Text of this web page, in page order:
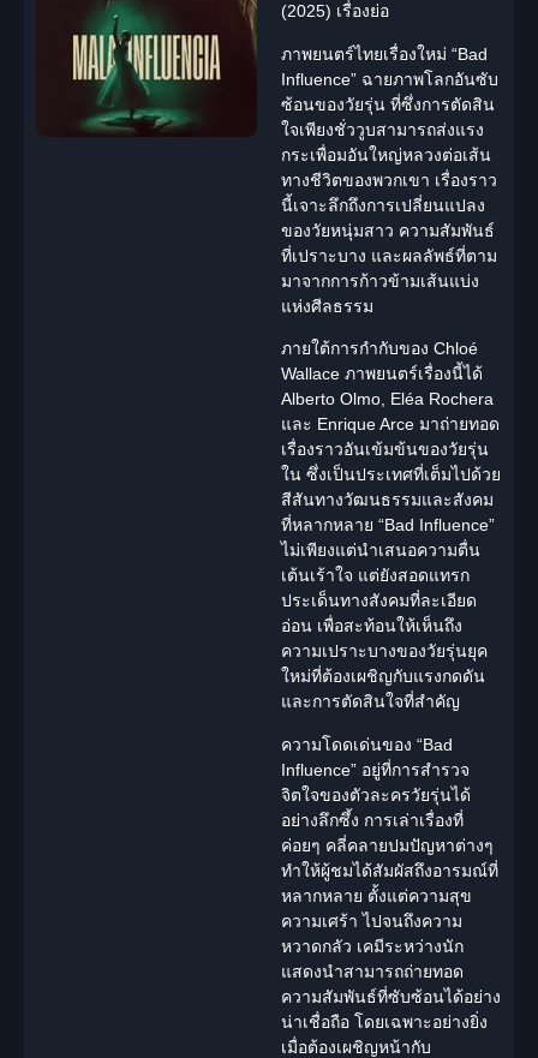
(2025) เรื่องย่อ
ภาพยนตร์ไทยเรื่องใหม่ “Bad
Influence” ฉายภาพโลกอันซับ
ซ้อนของวัยรุ่น ที่ซึ่งการตัดสิน
ใจเพียงชั่ววูบสามารถส่งแรง
กระเพื่อมอันใหญ่หลวงต่อเส้น
ทางชีวิตของพวกเขา เรื่องราว
นี้เจาะลึกถึงการเปลี่ยนแปลง
ของวัยหนุ่มสาว ความสัมพันธ์
ที่เปราะบาง และผลลัพธ์ที่ตาม
มาจากการก้าวข้ามเส้นแบ่ง
แห่งศีลธรรม
ภายใต้การกำกับของ Chloé
Wallace ภาพยนตร์เรื่องนี้ได้
Alberto Olmo, Eléa Rochera
และ Enrique Arce มาถ่ายทอด
เรื่องราวอันเข้มข้นของวัยรุ่น
ใน ซึ่งเป็นประเทศที่เต็มไปด้วย
สีสันทางวัฒนธรรมและสังคม
ที่หลากหลาย “Bad Influence”
ไม่เพียงแต่นำเสนอความตื่น
เต้นเร้าใจ แต่ยังสอดแทรก
ประเด็นทางสังคมที่ละเอียด
อ่อน เพื่อสะท้อนให้เห็นถึง
ความเปราะบางของวัยรุ่นยุค
ใหม่ที่ต้องเผชิญกับแรงกดดัน
และการตัดสินใจที่สำคัญ
ความโดดเด่นของ “Bad
Influence” อยู่ที่การสำรวจ
จิตใจของตัวละครวัยรุ่นได้
อย่างลึกซึ้ง การเล่าเรื่องที่
ค่อยๆ คลี่คลายปมปัญหาต่างๆ
ทำให้ผู้ชมได้สัมผัสถึงอารมณ์ที่
หลากหลาย ตั้งแต่ความสุข
ความเศร้า ไปจนถึงความ
หวาดกลัว เคมีระหว่างนัก
แสดงนำสามารถถ่ายทอด
ความสัมพันธ์ที่ซับซ้อนได้อย่าง
น่าเชื่อถือ โดยเฉพาะอย่างยิ่ง
เมื่อต้องเผชิญหน้ากับ